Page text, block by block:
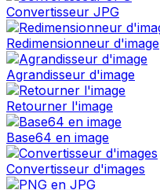
Convertisseur JPG
Redimensionneur d'image
Agrandisseur d'image
Retourner l'image
Base64 en image
Convertisseur d'images